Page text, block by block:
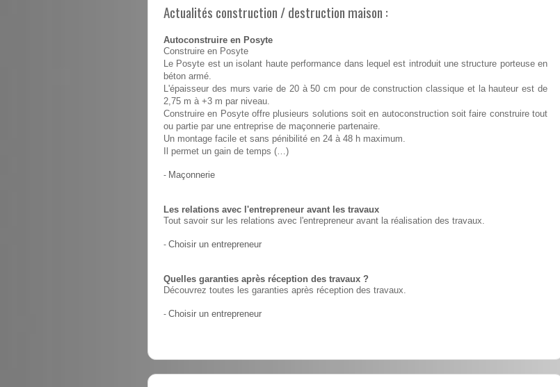
Actualités construction / destruction maison :
Autoconstruire en Posyte
Construire en Posyte
Le Posyte est un isolant haute performance dans lequel est introduit une structure porteuse en
béton armé.
L'épaisseur des murs varie de 20 à 50 cm pour de construction classique et la hauteur est de
2,75 m à +3 m par niveau.
Construire en Posyte offre plusieurs solutions soit en autoconstruction soit faire construire tout
ou partie par une entreprise de maçonnerie partenaire.
Un montage facile et sans pénibilité en 24 à 48 h maximum.
Il permet un gain de temps (…)
- Maçonnerie
Les relations avec l'entrepreneur avant les travaux
Tout savoir sur les relations avec l'entrepreneur avant la réalisation des travaux.
- Choisir un entrepreneur
Quelles garanties après réception des travaux ?
Découvrez toutes les garanties après réception des travaux.
- Choisir un entrepreneur